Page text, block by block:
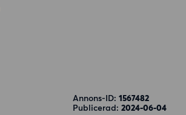
Annons-ID: 1567482
Publicerad: 2024-06-04